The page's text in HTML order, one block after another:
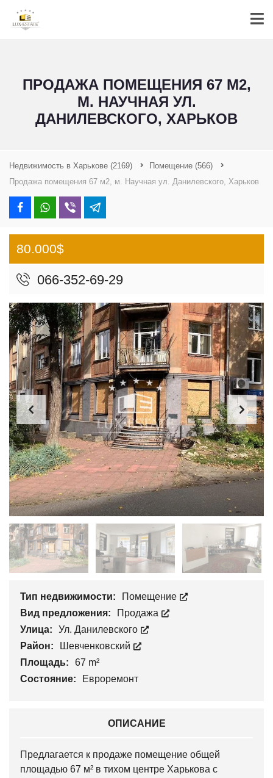
ПРОДАЖА ПОМЕЩЕНИЯ 67 М2,
М. НАУЧНАЯ УЛ.
ДАНИЛЕВСКОГО, ХАРЬКОВ
Недвижимость в Харькове (2169) Помещение (566)
Продажа помещения 67 м2, м. Научная ул. Данилевского, Харьков
80.000$
066-352-69-29
Тип недвижимости:
Помещение
Вид предложения:
Продажа
Улица:
Ул. Данилевского
Район:
Шевченковский
Площадь:
67 m²
Состояние:
Евроремонт
ОПИСАНИЕ
Предлагается к продаже помещение общей
площадью 67 м² в тихом центре Харькова с